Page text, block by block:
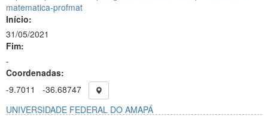
matematica-profmat
Início:
31/05/2021
Fim:
-
Coordenadas:
-9.7011
-36.68747
UNIVERSIDADE FEDERAL DO AMAPÁ